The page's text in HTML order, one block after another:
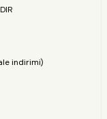
indirimi)